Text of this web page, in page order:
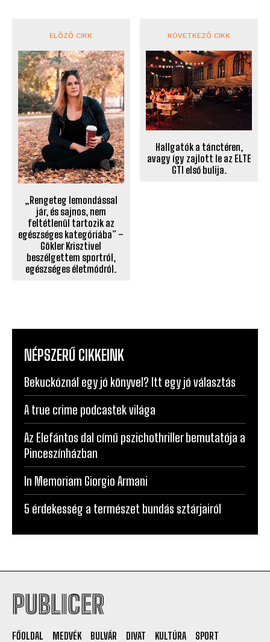
ELŐZŐ CIKK
„Rengeteg lemondással
jár, és sajnos, nem
feltétlenül tartozik az
egészséges kategóriába” –
Gökler Krisztivel
beszélgettem sportról,
egészséges életmódról.
KÖVETKEZŐ CIKK
Hallgatók a tánctéren,
avagy így zajlott le az ELTE
GTI első bulija.
NÉPSZERŰ CIKKEINK
Bekuckóznál egy jó könyvel? Itt egy jó választás
A true crime podcastek világa
Az Elefántos dal című pszichothriller bemutatója a
Pinceszínházban
In Memoriam Giorgio Armani
5 érdekesség a természet bundás sztárjairól
PUBLICER
FŐOLDAL MEDVÉK BULVÁR DIVAT KULTÚRA
SPORT